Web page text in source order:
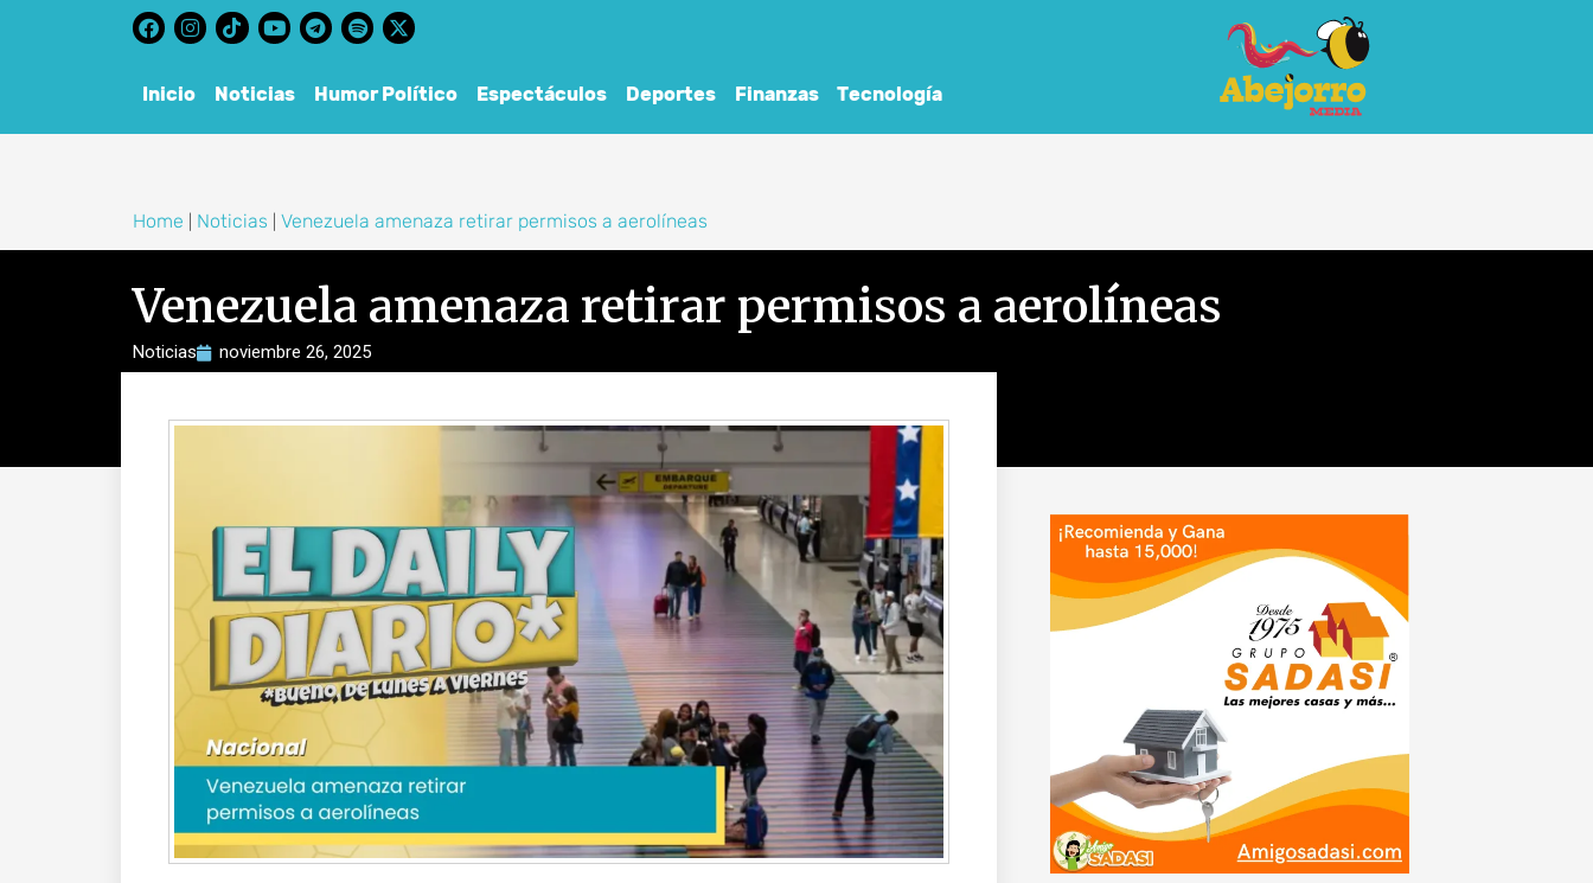
Inicio Noticias Humor Político Espectáculos Deportes Finanzas Tecnología
Home Noticias Venezuela amenaza retirar permisos a aerolíneas
Venezuela amenaza retirar permisos a aerolíneas
Noticias noviembre 26, 2025